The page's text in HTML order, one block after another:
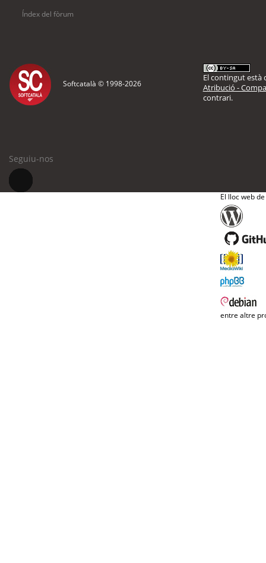
Índex del fòrum
Softcatalà © 1998-2026
El contingut està
Atribució -
contrari.
Seguiu-nos
El lloc web
entre altre